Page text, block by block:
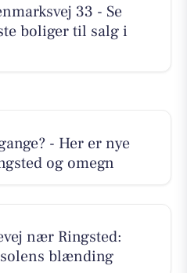
33 - Se
boliger til salg i
- Her er nye
og omegn
nær Ringsted:
blænding